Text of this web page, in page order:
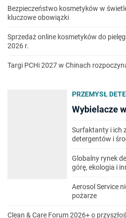
Bezpieczeństwo kosmetyków w
kluczowe obowiązki
Sprzedaż online kosmetyków do
2026 r.
Targi PCHi 2027 w Chinach
PRZEMYSŁ
Wybielacze
Surfaktanty i ich
detergentów i
Globalny rynek
górę, ekologia i
Aerosol Service
pożarze
Clean & Care Forum 2026+ o